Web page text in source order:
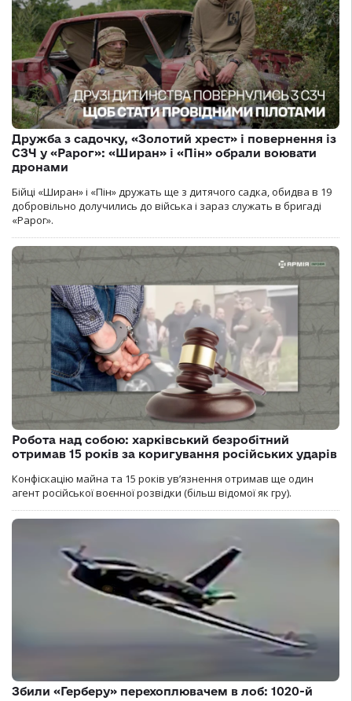
Дружба з садочку, «Золотий хрест» і повернення із
СЗЧ у «Рарог»: «Ширан» і «Пін» обрали воювати
дронами
Бійці «Ширан» і «Пін» дружать ще з дитячого садка, обидва в 19
добровільно долучились до війська і зараз служать в бригаді
«Рарог».
Робота над собою: харківський безробітний
отримав 15 років за коригування російських ударів
Конфіскацію майна та 15 років увʼязнення отримав ще один
агент російської воєнної розвідки (більш відомої як гру).
Збили «Герберу» перехоплювачем в лоб: 1020-й